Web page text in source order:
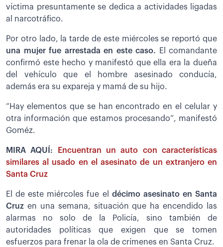
víctima presuntamente se dedica a actividades ligadas
al narcotráfico.
Por otro lado, la tarde de este miércoles se reportó que
una mujer fue arrestada en este caso.
El comandante
confirmó este hecho y manifestó que ella era la dueña
del vehículo que el hombre asesinado conducía,
además era su expareja y mamá de su hijo.
“Hay elementos que se han encontrado en el celular y
otra información que estamos procesando”, manifestó
Goméz.
MIRA AQUÍ:
Encuentran un auto con características
similares al usado en el asesinato de un extranjero en
Santa Cruz
El de este miércoles fue el
décimo asesinato en Santa
Cruz en una semana, situación que ha encendido las
alarmas no solo de la Policía, sino también de
autoridades políticas que exigen que se tomen
esfuerzos para frenar la ola de crímenes en Santa Cruz.